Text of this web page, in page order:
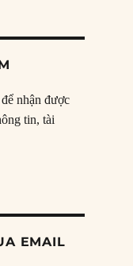
nhận được
tin, tài
EMAIL